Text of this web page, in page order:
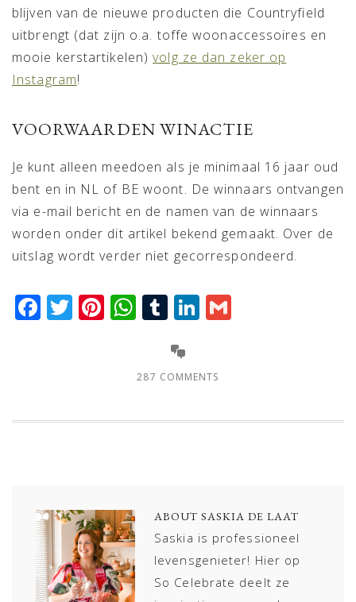
blijven van de nieuwe producten die Countryfield
uitbrengt (dat zijn o.a. toffe woonaccessoires en
mooie kerstartikelen)volg ze dan zeker op
Instagram!
VOORWAARDEN WINACTIE
Je kunt alleen meedoen als je minimaal 16 jaar oud
bent en in NL of BE woont. De winnaars ontvangen
via e-mail bericht en de namen van de winnaars
worden onder dit artikel bekend gemaakt. Over de
uitslag wordt verder niet gecorrespondeerd.
Facebook
Twitter
Pinterest
WhatsApp
TumblrLinkedIn
287 COMMENTS
ABOUT SASKIA DE LAAT
Saskia is professioneel
levensgenieter! Hier op
So Celebrate deelt ze